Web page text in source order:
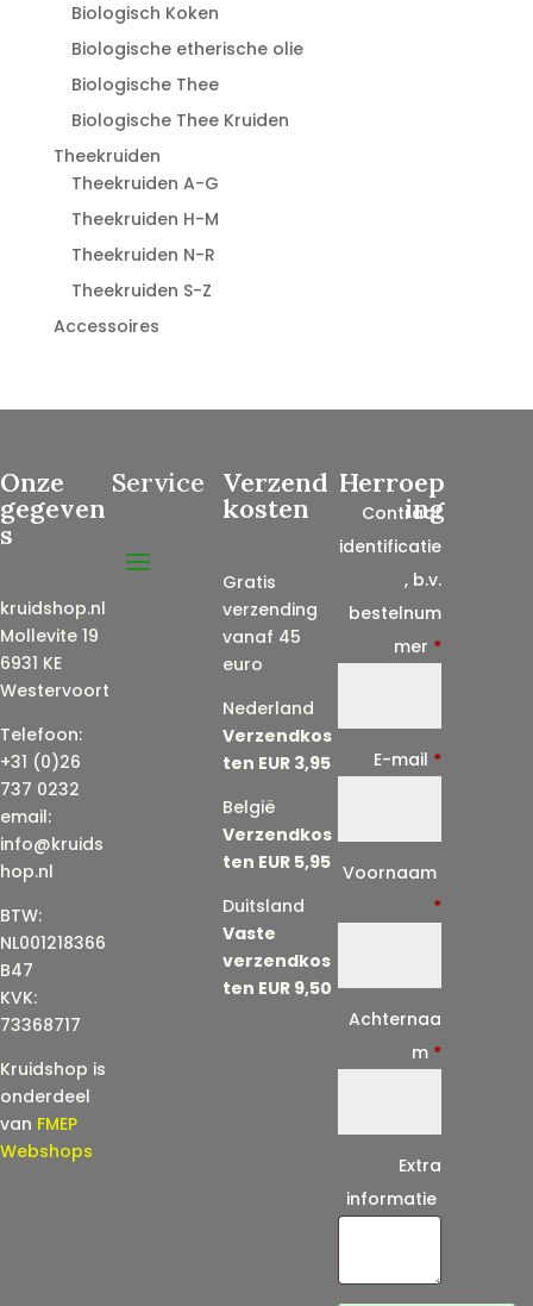
Biologisch Koken
Biologische etherische olie
Biologische Thee
Biologische Thee Kruiden
Theekruiden
Theekruiden A-G
Theekruiden H-M
Theekruiden N-R
Theekruiden S-Z
Accessoires
Onze
gegeven
s
kruidshop.nl
Mollevite 19
6931 KE
Westervoort
Telefoon:
+31 (0)26
737 0232
email:
info@kruids
hop.nl
BTW:
NL001218366
B47
KVK:
73368717
Kruidshop is
onderdeel
van FMEP
Webshops
Service Verzend
kosten
Gratis
verzending
vanaf 45
euro
Nederland
Verzendkos
ten EUR 3,95
België
Verzendkos
ten EUR 5,95
Duitsland
Vaste
verzendkos
ten EUR 9,50
Herroep
ing
Contract
identificatie
, b.v.
bestelnum
mer *
E-mail *
Voornaam
*
Achternaa
m *
Extra
informatie